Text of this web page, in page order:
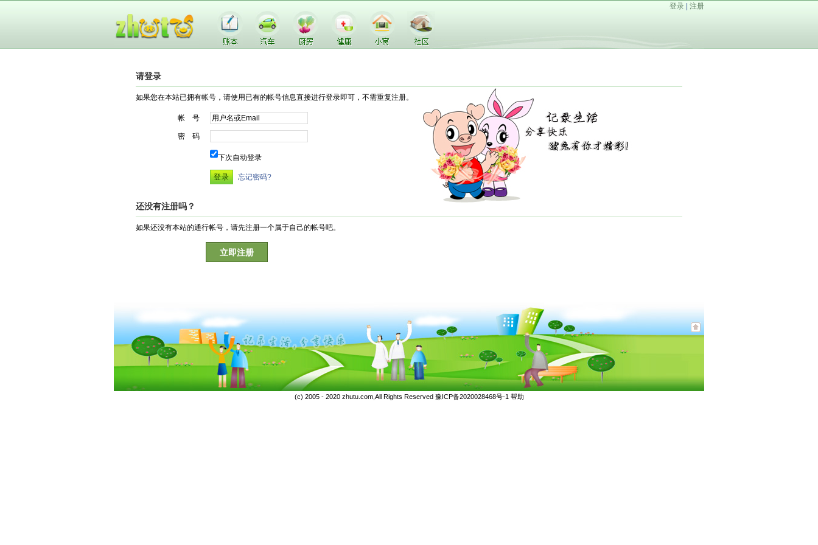
登录 注册
请登录
如果您在本站已拥有帐号，请使用已有的帐号信息直接进行登录即可，不需重复注册。
帐 号
密 码
下次自动登录
忘记密码?
还没有注册吗？
如果还没有本站的通行帐号，请先注册一个属于自己的帐号吧。
立即注册
(c) 2005 - 2020 zhutu.com,All Rights Reserved 豫ICP备2020028468号-1 帮助